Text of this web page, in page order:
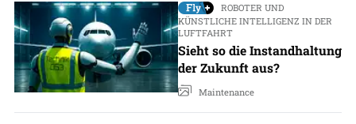
ROBOTER UND
KÜNSTLICHE INTELLIGENZ IN DER
LUFTFAHRT
Sieht so die Instandhaltung
der Zukunft aus?
Maintenance